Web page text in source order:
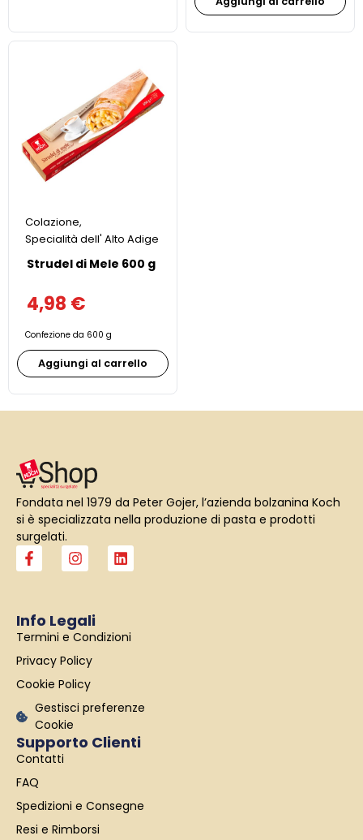
Colazione,
Specialità dell' Alto Adige
Strudel di Mele 600 g
4,98 €
Confezione da 600 g
Aggiungi al carrello
Fondata nel 1979 da Peter Gojer, l’azienda bolzanina Koch
si è specializzata nella produzione di pasta e prodotti
surgelati.
F
a
o
o
k
-
f
I
n
g
r
a
m
L
i
i
Supporto Clienti
Contatti
FAQ
Spedizioni e Consegne
Resi e Rimborsi
Info Legali
Termini e Condizioni
Privacy Policy
Cookie Policy
Gestisci preferenze
Cookie